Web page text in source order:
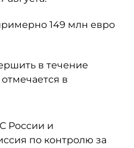
149 млн евро
в течение
в
России и
по контролю за